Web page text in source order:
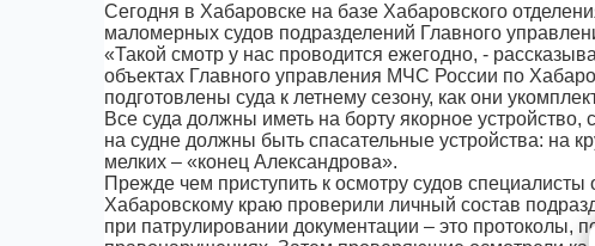
Сегодня в Хабаровске на базе Хабаровского
маломерных судов подразделений Главного
«Такой смотр у нас проводится ежегодно, -
объектах Главного управления МЧС России по
подготовлены суда к летнему сезону, как они
Все суда должны иметь на борту якорное устройство,
на судне должны быть спасательные устройства: на
мелких – «конец Александрова».
Прежде чем приступить к осмотру судов
Хабаровскому краю проверили личный состав
при патрулировании документации – это протоколы,